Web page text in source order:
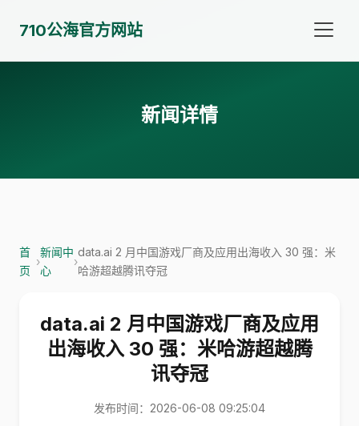
710公海官方网站
新闻详情
首
页
›
新闻中
心
›
data.ai 2 月中国游戏厂商及应用出海收入 30 强：米
哈游超越腾讯夺冠
data.ai 2 月中国游戏厂商及应用
出海收入 30 强：米哈游超越腾
讯夺冠
发布时间：2026-06-08 09:25:04